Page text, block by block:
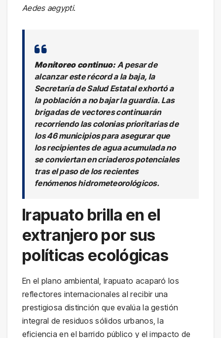
Aedes aegypti.
Monitoreo continuo: A pesar de
alcanzar este récord a la baja, la
Secretaría de Salud Estatal exhortó a
la población a no bajar la guardia. Las
brigadas de vectores continuarán
recorriendo las colonias prioritarias de
los 46 municipios para asegurar que
los recipientes de agua acumulada no
se conviertan en criaderos potenciales
tras el paso de los recientes
fenómenos hidrometeorológicos.
Irapuato brilla en el
extranjero por sus
políticas ecológicas
En el plano ambiental, Irapuato acaparó los
reflectores internacionales al recibir una
prestigiosa distinción que evalúa la gestión
integral de residuos sólidos urbanos, la
eficiencia en el barrido público y el impacto de